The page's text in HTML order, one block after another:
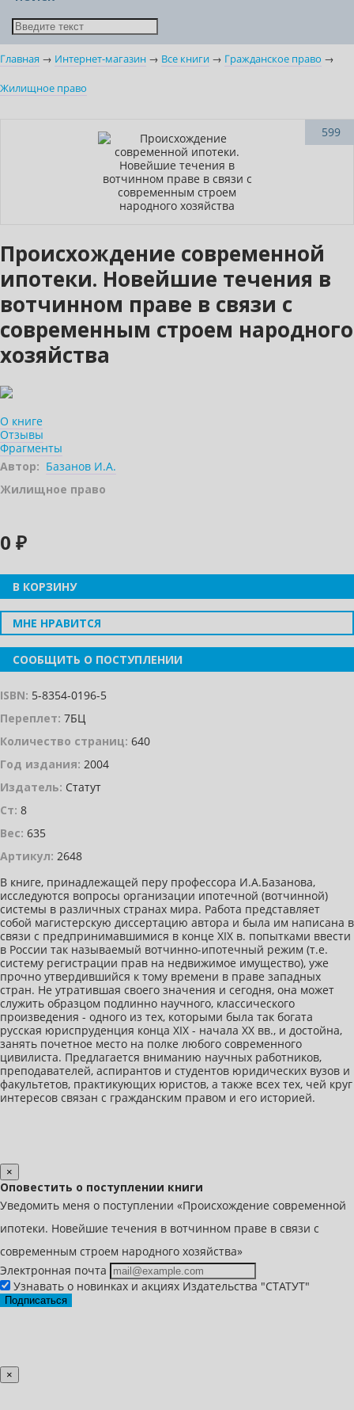
Главная → Интернет-магазин → Все книги → Гражданское право →
Жилищное право
599
Происхождение современной
ипотеки. Новейшие течения в
вотчинном праве в связи с
современным строем народного
хозяйства
О книге
Отзывы
Фрагменты
Автор: Базанов И.А.
Жилищное право
0 ₽
В КОРЗИНУ
МНЕ НРАВИТСЯ
СООБЩИТЬ О ПОСТУПЛЕНИИ
ISBN: 5-8354-0196-5
Переплет: 7БЦ
Количество страниц: 640
Год издания: 2004
Издатель: Статут
Ст: 8
Вес: 635
Артикул: 2648
В книге, принадлежащей перу профессора И.А.Базанова,
исследуются вопросы организации ипотечной (вотчинной)
системы в различных странах мира. Работа представляет
собой магистерскую диссертацию автора и была им написана в
связи с предпринимавшимися в конце XIX в. попытками ввести
в России так называемый вотчинно-ипотечный режим (т.е.
систему регистрации прав на недвижимое имущество), уже
прочно утвердившийся к тому времени в праве западных
стран. Не утратившая своего значения и сегодня, она может
служить образцом подлинно научного, классического
произведения - одного из тех, которыми была так богата
русская юриспруденция конца XIX - начала XX вв., и достойна,
занять почетное место на полке любого современного
цивилиста. Предлагается вниманию научных работников,
преподавателей, аспирантов и студентов юридических вузов и
факультетов, практикующих юристов, а также всех тех, чей круг
интересов связан с гражданским правом и его историей.
×
Оповестить о поступлении книги
Уведомить меня о поступлении «Происхождение современной
ипотеки. Новейшие течения в вотчинном праве в связи с
современным строем народного хозяйства»
Электронная почта
Узнавать о новинках и акциях Издательства "СТАТУТ"
Подписаться
×